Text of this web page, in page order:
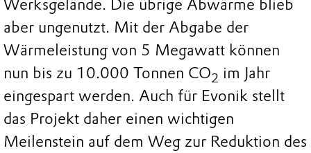
Werksgelände. Die übrige Abwärme blieb
aber ungenutzt. Mit der Abgabe der
Wärmeleistung von 5 Megawatt können
nun bis zu 10.000 Tonnen CO2 im Jahr
eingespart werden. Auch für Evonik stellt
das Projekt daher einen wichtigen
Meilenstein auf dem Weg zur Reduktion des